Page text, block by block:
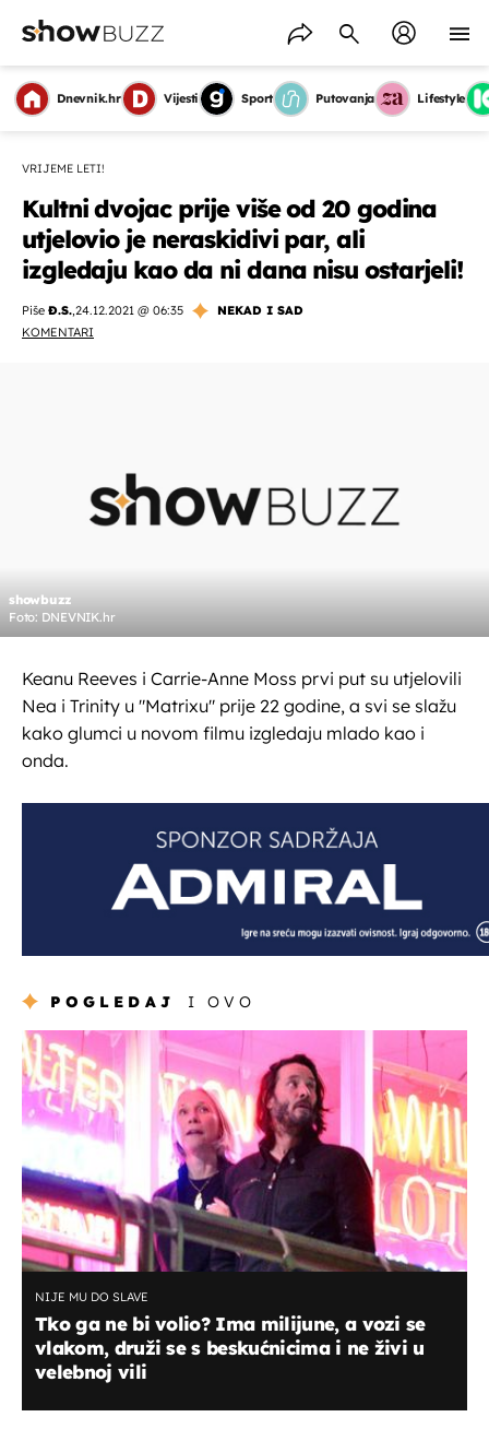
Dnevnik.hr Vijesti Sport Putovanja Lifestyle
VRIJEME LETI!
Kultni dvojac prije više od 20 godina
utjelovio je neraskidivi par, ali
izgledaju kao da ni dana nisu ostarjeli!
Piše Đ.S.,24.12.2021 @ 06:35
NEKAD I SAD
KOMENTARI
showbuzz
Foto: DNEVNIK.hr
Keanu Reeves i Carrie-Anne Moss prvi put su utjelovili
Nea i Trinity u "Matrixu" prije 22 godine, a svi se slažu
kako glumci u novom filmu izgledaju mlado kao i
onda.
POGLEDAJ I OVO
NIJE MU DO SLAVE
Tko ga ne bi volio? Ima milijune, a vozi se
vlakom, druži se s beskućnicima i ne živi u
velebnoj vili